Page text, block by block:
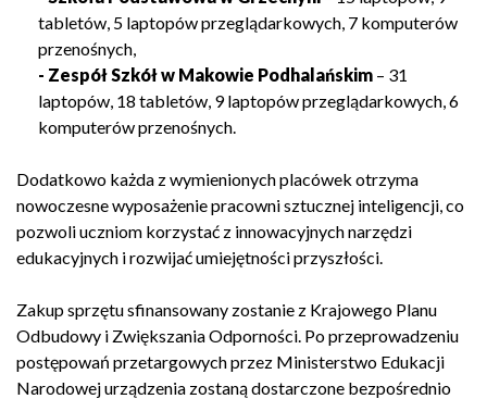
tabletów, 5 laptopów przeglądarkowych, 7 komputerów
przenośnych,
- Zespół Szkół w Makowie Podhalańskim – 31
laptopów, 18 tabletów, 9 laptopów przeglądarkowych, 6
komputerów przenośnych.
Dodatkowo każda z wymienionych placówek otrzyma
nowoczesne wyposażenie pracowni sztucznej inteligencji, co
pozwoli uczniom korzystać z innowacyjnych narzędzi
edukacyjnych i rozwijać umiejętności przyszłości.
Zakup sprzętu sfinansowany zostanie z Krajowego Planu
Odbudowy i Zwiększania Odporności. Po przeprowadzeniu
postępowań przetargowych przez Ministerstwo Edukacji
Narodowej urządzenia zostaną dostarczone bezpośrednio